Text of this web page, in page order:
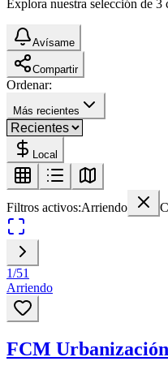
Explora nuestra selección de
Avísame
Compartir
Ordenar:
Más recientes
Local
Filtros activos:Arriendo
1/51
Arriendo
FCM